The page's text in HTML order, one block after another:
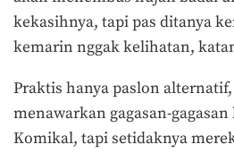
kekasihnya, tapi pas ditanya
kemarin nggak kelihatan,
Praktis hanya paslon alternatif,
menawarkan gagasan-gagasan
Komikal, tapi setidaknya